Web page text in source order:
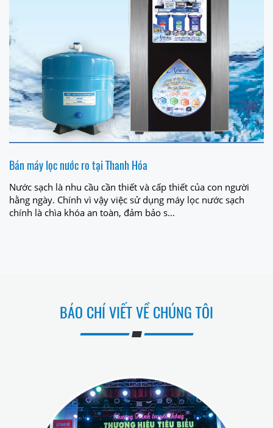
Bán máy lọc nước ro tại Thanh Hóa
Nước sạch là nhu cầu cần thiết và cấp thiết của con người
hằng ngày. Chính vì vậy việc sử dụng máy lọc nước sạch
chính là chìa khóa an toàn, đảm bảo s...
BÁO CHÍ VIẾT VỀ CHÚNG TÔI